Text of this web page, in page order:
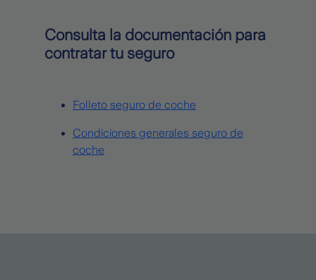
Consulta la documentación para
contratar tu seguro
Folleto seguro de coche
Condiciones generales seguro de
coche